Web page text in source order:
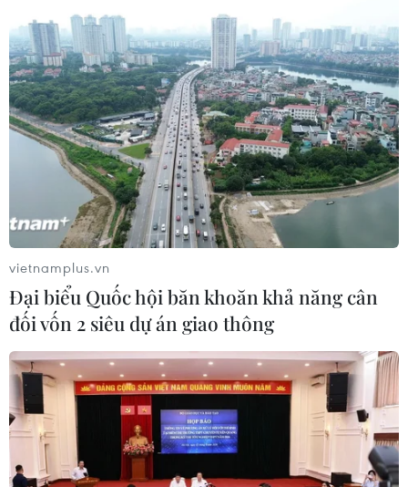
vietnamplus.vn
Đại biểu Quốc hội băn khoăn khả năng cân
đối vốn 2 siêu dự án giao thông